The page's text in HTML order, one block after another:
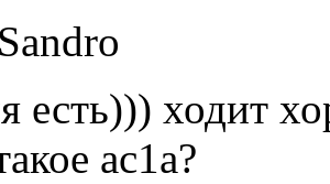
есть))) ходит
ас1а?